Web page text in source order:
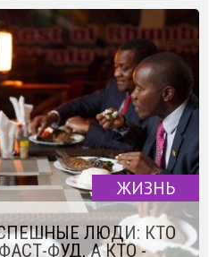
ЖИЗНЬ
ЛЮДИ: КТО
ФУД, А КТО -